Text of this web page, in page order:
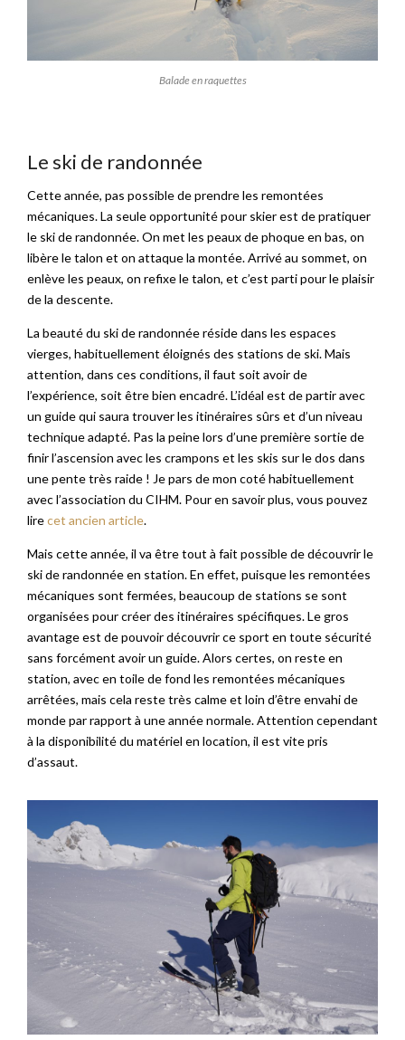
Balade en raquettes
Le ski de randonnée
Cette année, pas possible de prendre les remontées
mécaniques. La seule opportunité pour skier est de pratiquer
le ski de randonnée. On met les peaux de phoque en bas, on
libère le talon et on attaque la montée. Arrivé au sommet, on
enlève les peaux, on refixe le talon, et c’est parti pour le plaisir
de la descente.
La beauté du ski de randonnée réside dans les espaces
vierges, habituellement éloignés des stations de ski. Mais
attention, dans ces conditions, il faut soit avoir de
l’expérience, soit être bien encadré. L’idéal est de partir avec
un guide qui saura trouver les itinéraires sûrs et d’un niveau
technique adapté. Pas la peine lors d’une première sortie de
finir l’ascension avec les crampons et les skis sur le dos dans
une pente très raide ! Je pars de mon coté habituellement
avec l’association du CIHM. Pour en savoir plus, vous pouvez
lirecet ancien article.
Mais cette année, il va être tout à fait possible de découvrir le
ski de randonnée en station. En effet, puisque les remontées
mécaniques sont fermées, beaucoup de stations se sont
organisées pour créer des itinéraires spécifiques. Le gros
avantage est de pouvoir découvrir ce sport en toute sécurité
sans forcément avoir un guide. Alors certes, on reste en
station, avec en toile de fond les remontées mécaniques
arrêtées, mais cela reste très calme et loin d’être envahi de
monde par rapport à une année normale. Attention cependant
à la disponibilité du matériel en location, il est vite pris
d’assaut.